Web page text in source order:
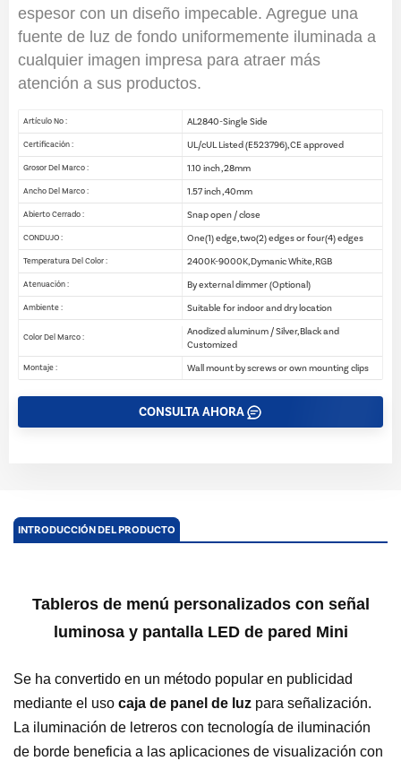
espesor con un diseño impecable. Agregue una
fuente de luz de fondo uniformemente iluminada a
cualquier imagen impresa para atraer más
atención a sus productos.
Artículo No : AL2840-Single Side
Certificación : UL/cUL Listed (E523796), CE approved
Grosor Del Marco : 1.10 inch , 28mm
Ancho Del Marco : 1.57 inch , 40mm
Abierto Cerrado : Snap open / close
CONDUJO : One(1) edge, two(2) edges or four(4) edges
Temperatura Del Color : 2400K-9000K, Dymanic White, RGB
Atenuación : By external dimmer (Optional)
Ambiente : Suitable for indoor and dry location
Color Del Marco :
Anodized aluminum / Silver, Black and
Customized
Montaje : Wall mount by screws or own mounting clips
CONSULTA AHORA
INTRODUCCIÓN DEL PRODUCTO
Tableros de menú personalizados con señal
luminosa y pantalla LED de pared Mini
Se ha convertido en un método popular en publicidad
mediante el uso caja de panel de luz para señalización.
La iluminación de letreros con tecnología de iluminación
de borde beneficia a las aplicaciones de visualización con